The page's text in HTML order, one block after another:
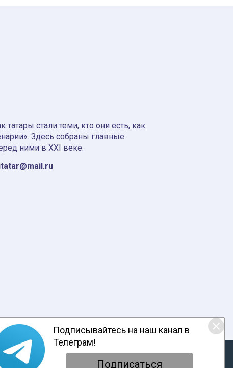
стали теми, кто они есть, как
Здесь собраны главные
ними в XXI веке.
с настоящим уведомлением, согласием наобработку
Подписывайтесь на наш канал в
Телеграм!
Подписаться